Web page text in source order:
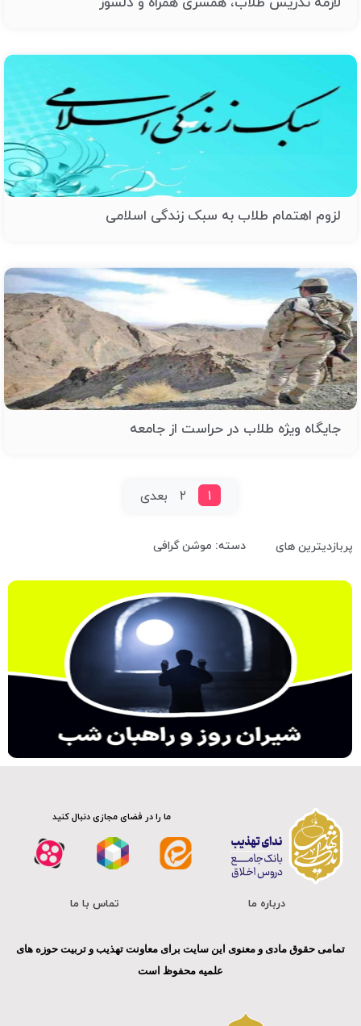
لزوم اهتمام طلاب به سبک زندگی اسلامی
جایگاه ویژه طلاب در حراست از جامعه
بعدی
پربازدیترین های دسته: موشن گرافی
موشن گرافی
ما را در فضای مجازی دنبال کنید
درباره ما تماس با ما
تمامی حقوق مادی و معنوی این سایت برای معاونت تهذیب و تربیت حوزه های
علمیه محفوظ است